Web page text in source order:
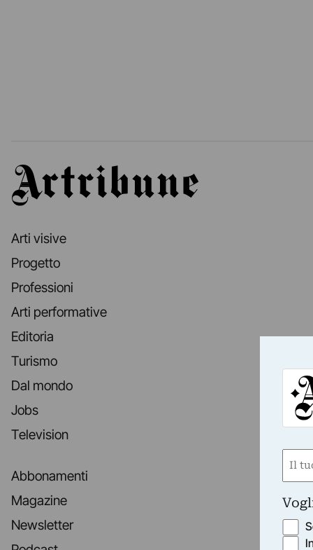
Artribune
Arti visive
Progetto
Professioni
Arti performative
Editoria
Turismo
Dal mondo
Jobs
Television
Abbonamenti
Magazine
Newsletter